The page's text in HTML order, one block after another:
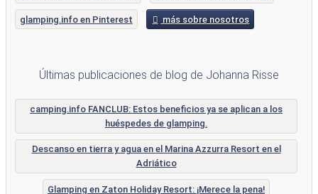
glamping.info en Pinterest más sobre nosotros
Últimas publicaciones de blog de Johanna Risse
camping.info FANCLUB: Estos beneficios ya se aplican a los
huéspedes de glamping.
Descanso en tierra y agua en el Marina Azzurra Resort en el
Adriático
Glamping en Zaton Holiday Resort: ¡Merece la pena!